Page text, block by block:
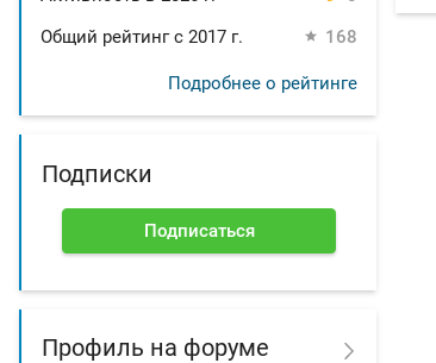
Общий рейтинг с 2017 г.
168
Подробнее о рейтинге
Подписки
Подписаться
Профиль на форуме